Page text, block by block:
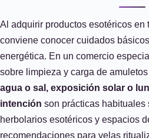
Al adquirir productos esotéricos en
conviene conocer cuidados
energética. En un comercio
sobre limpieza y carga de
agua o sal, exposición solar o
intención son prácticas habituales
herbolarios esotéricos y espacios
recomendaciones para velas